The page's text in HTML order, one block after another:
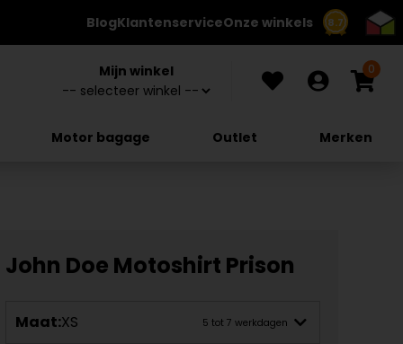
8.7
BlogKlantenserviceOnze winkels
Mijn winkel 0
Motor bagage Outlet Merken
John Doe Motoshirt Prison
Maat:XS 5 tot 7 werkdagen